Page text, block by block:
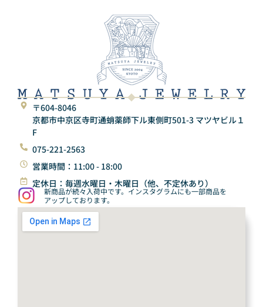
〒604-8046
京都市中京区寺町通蛸薬師下ル東側町501-3 マツヤビル１
F
075-221-2563
営業時間：11:00 - 18:00
定休日：毎週水曜日・木曜日（他、不定休あり）
新商品が続々入荷中です。インスタグラムにも一部商品を
アップしております。